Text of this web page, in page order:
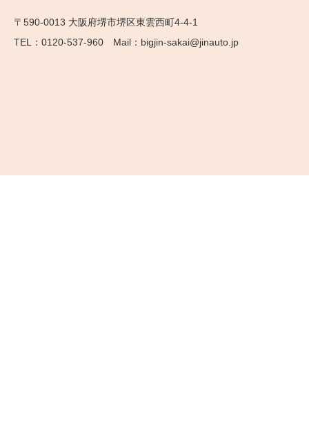
〒590-0013 大阪府堺市堺区東雲西町4-4-1
0120-537-960
bigjin-sakai@jinauto.jp